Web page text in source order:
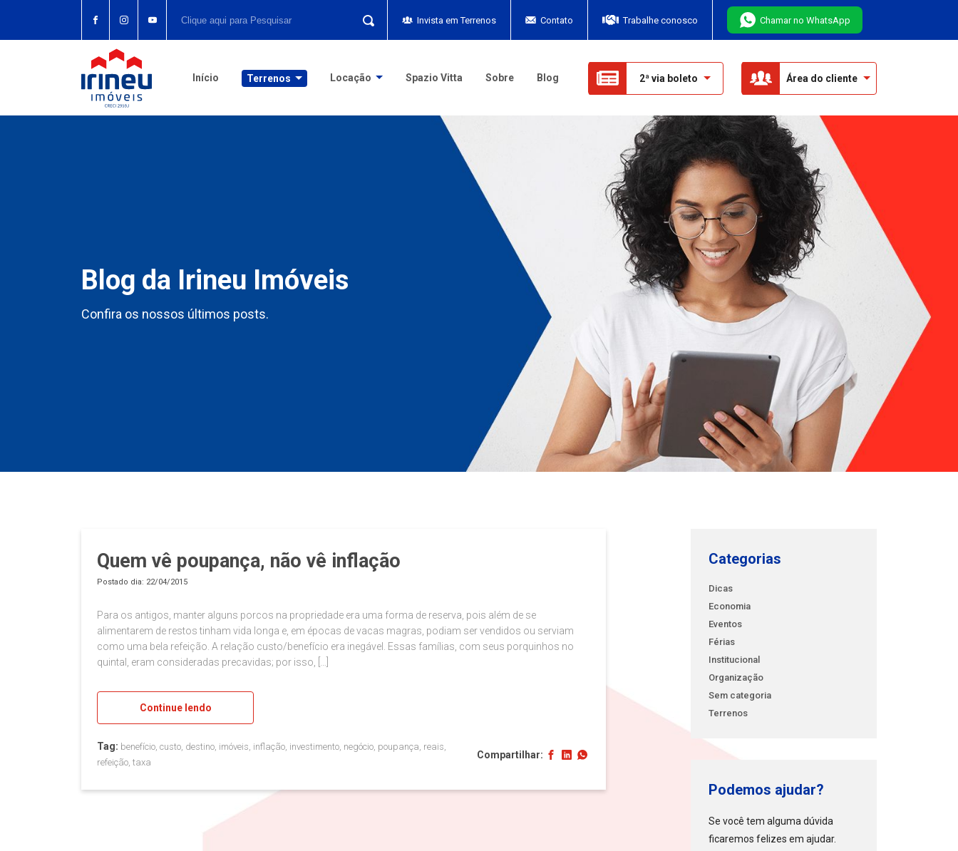
Invista em Terrenos Contato Trabalhe conosco Chamar no WhatsApp
Início Terrenos Locação Spazio Vitta Sobre Blog 2ª via boleto Área do cliente
Blog da Irineu Imóveis
Confira os nossos últimos posts.
Quem vê poupança, não vê inflação
Postado dia: 22/04/2015
Para os antigos, manter alguns porcos na propriedade era uma forma de reserva, pois além de se
alimentarem de restos tinham vida longa e, em épocas de vacas magras, podiam ser vendidos ou serviam
como uma bela refeição. A relação custo/benefício era inegável. Essas famílias, com seus porquinhos no
quintal, eram consideradas precavidas; por isso, […]
Continue lendo
Tag: benefício, custo, destino, imóveis, inflação, investimento, negócio, poupança, reais,
refeição, taxa
Compartilhar:
Categorias
Dicas
Economia
Eventos
Férias
Institucional
Organização
Sem categoria
Terrenos
Podemos ajudar?
Se você tem alguma dúvida
ficaremos felizes em ajudar.